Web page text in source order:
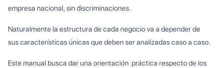
empresa nacional, sin discriminaciones.
Naturalmente la estructura de cada negocio va a depender de
sus características únicas que deben ser analizadas caso a caso.
Este manual busca dar una orientación práctica respecto de los